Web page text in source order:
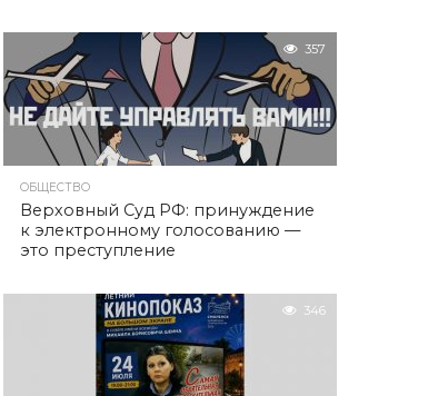
357
ОБЩЕСТВО
Верховный Суд РФ: принуждение
к электронному голосованию —
это преступление
346